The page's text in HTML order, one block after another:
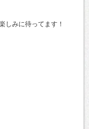
しみに待ってます！